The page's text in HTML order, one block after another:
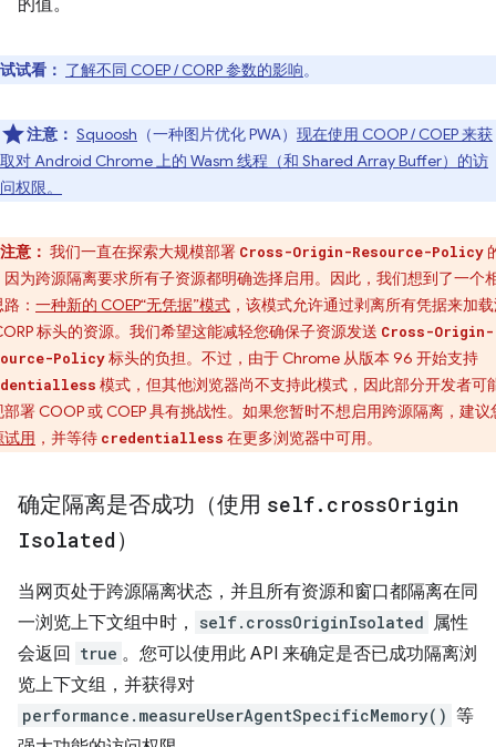
的值。
试试看： 了解不同 COEP / CORP 参数的影响。
注意： Squoosh （一种图片优化 PWA） 现在使用 COOP / COEP 来获
取对 Android Chrome 上的 Wasm 线程（和 Shared Array Buffer）的访
问权限。
注意： 我们一直在探索大规模部署 Cross-Origin-Resource-Policy
因为跨源隔离要求所有子资源都明确选择启用。因此，我们想到了一个
： 一种新的 COEP“无凭据”模式 ，该模式允许通过剥离所有凭据来加
标头的资源。我们希望这能减轻您确保子资源发送 Cross-Origin-
Policy标头的负担。不过，由于 Chrome 从版本 96 开始支持
模式，但其他浏览器尚不支持此模式，因此部分开发者可
部署 COOP 或 COEP 具有挑战性。如果您暂时不想启用跨源隔离，建议
试用 ，并等待 credentialless 在更多浏览器中可用。
确定隔离是否成功（使用 self. crossOrigin
Isolated ）
当网页处于跨源隔离状态，并且所有资源和窗口都隔离在同
一浏览上下文组中时，
self.crossOriginIsolated 属性
会返回
true 。您可以使用此 API 来确定是否已成功隔离浏
览上下文组，并获得对
performance.measureUserAgentSpecificMemory() 等